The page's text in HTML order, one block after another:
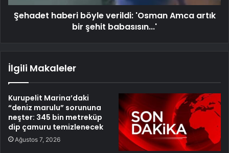
Şehadet haberi böyle verildi: 'Osman Amca artık
bir şehit babasısın...'
İlgili Makaleler
Kurupelit Marina’daki
“deniz marulu” sorununa
neşter: 345 bin metreküp
dip çamuru temizlenecek
Ağustos 7, 2026